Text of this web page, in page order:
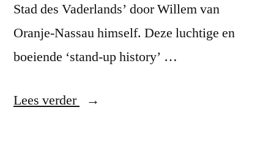
Stad des Vaderlands’ door Willem van
Oranje-Nassau himself. Deze luchtige en
boeiende ‘stand-up history’ …
Lees verder “Monumentaal”